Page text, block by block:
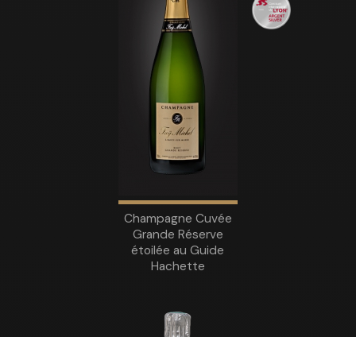
Champagne Cuvée
Grande Réserve
étoilée au Guide
Hachette